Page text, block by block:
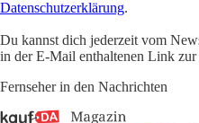
Datenschutzerklärung.
Du kannst dich jederzeit vom
in der E-Mail enthaltenen Link
Fernseher in den Nachrichten